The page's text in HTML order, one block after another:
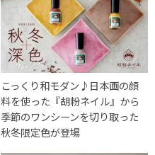
こっくり和モダン♪日本画の顔
料を使った『胡粉ネイル』から
季節のワンシーンを切り取った
秋冬限定色が登場